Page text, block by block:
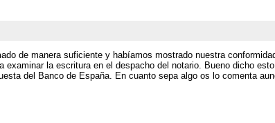
de manera suficiente y habíamos mostrado nuestra
la escritura en el despacho del notario. Bueno dicho
del Banco de España. En cuanto sepa algo os lo comenta